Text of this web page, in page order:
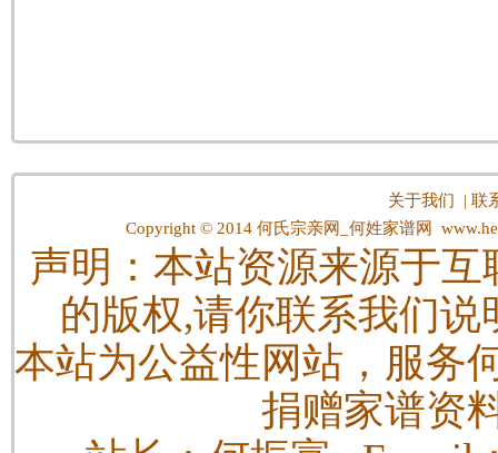
关于我们 |联
Copyright © 2014 何氏宗亲网_何姓家谱网
声明：本站资源来源于
的版权,请你联系我们
本站为公益性网站，服务
捐赠家谱资